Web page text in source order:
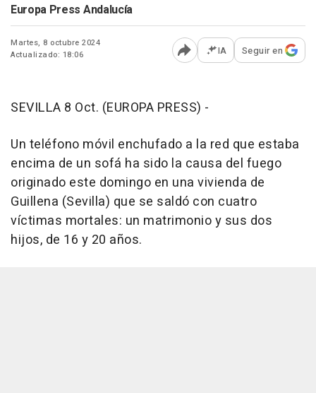
Europa Press Andalucía
Martes, 8 octubre 2024
Actualizado: 18:06
Abrir opciones para
IA Seguir en
SEVILLA 8 Oct. (EUROPA PRESS) -
Un teléfono móvil enchufado a la red que estaba
encima de un sofá ha sido la causa del fuego
originado este domingo en una vivienda de
Guillena (Sevilla) que se saldó con cuatro
víctimas mortales: un matrimonio y sus dos
hijos, de 16 y 20 años.